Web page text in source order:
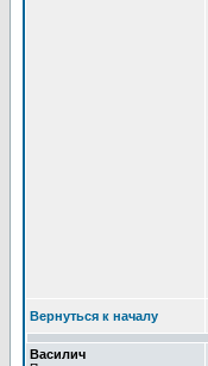
Вернуться к началу
Василич